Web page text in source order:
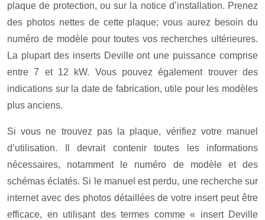
plaque de protection, ou sur la notice d’installation. Prenez
des photos nettes de cette plaque; vous aurez besoin du
numéro de modèle pour toutes vos recherches ultérieures.
La plupart des inserts Deville ont une puissance comprise
entre 7 et 12 kW. Vous pouvez également trouver des
indications sur la date de fabrication, utile pour les modèles
plus anciens.
Si vous ne trouvez pas la plaque, vérifiez votre manuel
d’utilisation. Il devrait contenir toutes les informations
nécessaires, notamment le numéro de modèle et des
schémas éclatés. Si le manuel est perdu, une recherche sur
internet avec des photos détaillées de votre insert peut être
efficace, en utilisant des termes comme « insert Deville